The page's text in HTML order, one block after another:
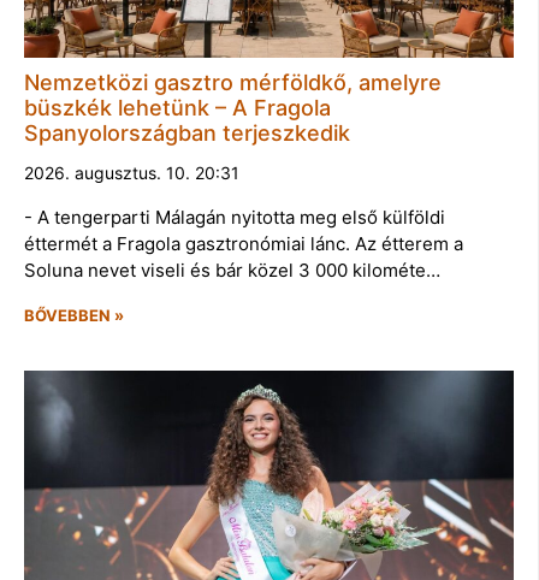
Nemzetközi gasztro mérföldkő, amelyre
büszkék lehetünk – A Fragola
Spanyolországban terjeszkedik
2026. augusztus. 10. 20:31
- A tengerparti Málagán nyitotta meg első külföldi
éttermét a Fragola gasztronómiai lánc. Az étterem a
Soluna nevet viseli és bár közel 3 000 kilométe…
BŐVEBBEN »